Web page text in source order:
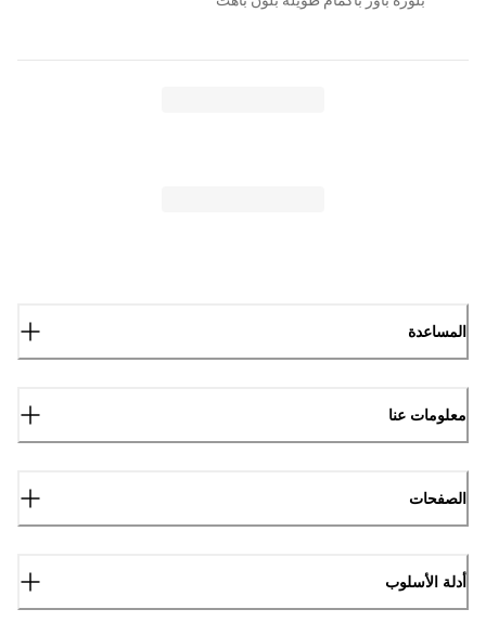
المساعدة
معلومات عنا
الصفحات
أدلة الأسلوب